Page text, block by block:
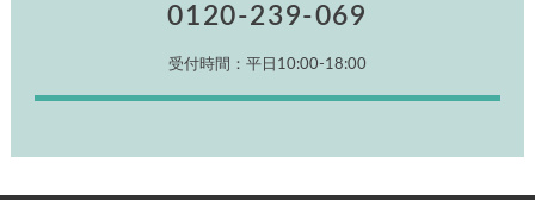
0120-239-069
受付時間：平日10:00-18:00